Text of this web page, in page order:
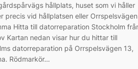
hållplats, huset som vi håller
precis vid hållplatsen eller Orrspelsvägen
Hitta till datorreparation Stockholm
Kartan nedan visar hur du hittar till
datorreparation på Orrspelsvägen 13,
Rödmarkör…